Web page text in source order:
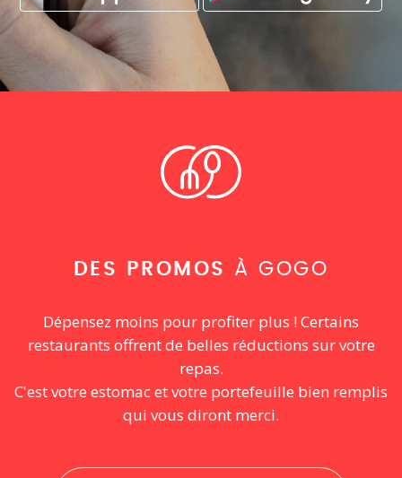
DES PROMOS À GOGO
Dépensez moins pour profiter plus ! Certains
restaurants offrent de belles réductions sur votre
repas.
C'est votre estomac et votre portefeuille bien remplis
qui vous diront merci.